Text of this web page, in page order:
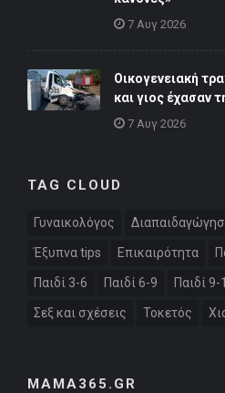
7 Αυγ 2026
Οικογενειακή
και γιος έχασαν
7 Αυγ 2026
TAG CLOUD
Γυναικολόγος
Έξυπνα tips Επικαιρότητα
Παιδί 3-6 Παιδί 6-9 Παιδί 9-
Σεξ και σχέσεις Τοκετός
MAMA365.GR